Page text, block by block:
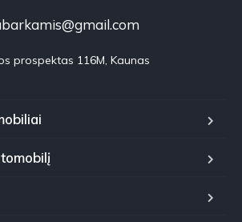
prospektas 116M, Kaunas